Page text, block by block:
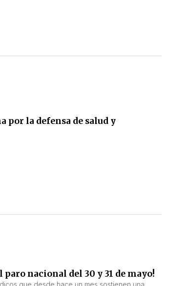
por la defensa de salud y
nacional del 30 y 31 de mayo!
que desde hace un mes sostienen una